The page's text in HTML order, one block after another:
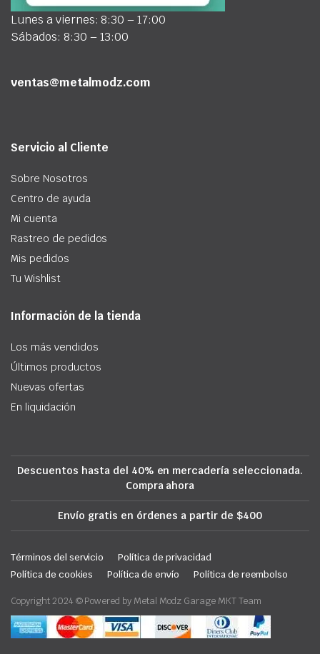
Lunes a viernes: 8:30 – 17:00
Sábados: 8:30 – 13:00
ventas@metalmodz.com
Servicio al Cliente
Sobre Nosotros
Centro de ayuda
Mi cuenta
Rastreo de pedidos
Mis pedidos
Tu Wishlist
Información de la tienda
Los más vendidos
Últimos productos
Nuevas ofertas
En liquidación
Descuentos hasta del 40% en mercadería seleccionada.
Compra ahora
Envío gratis en órdenes a partir de $400
Términos del servicio
Política de privacidad
Política de cookies
Política de envío Política de reembolso
Copyright 2024 © Powered by Metal Modz Garage MKT Team